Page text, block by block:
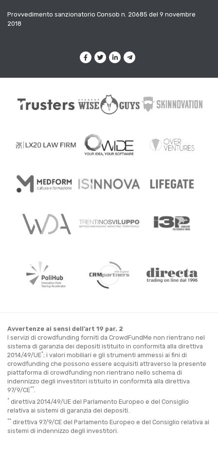
Provvedimento sanzionatorio Consob n. 20685 del 9 novembre
2018
Avvertenze ai sensi dell’art 19 par. 2
I servizi di crowdfunding forniti da CrowdFundMe non rientrano nel
sistema di garanzia dei depositi istituito in conformità alla direttiva
2014/49/UE*; i valori mobiliari e gli strumenti ammessi ai fini di
crowdfunding che possono essere acquisiti attraverso la presente
piattaforma di crowdfunding non rientrano nello schema di
indennizzo degli investitori istituito in conformità alla direttiva
97/9/CE**
* direttiva 2014/49/UE del Parlamento Europeo e del Consiglio
relativa ai sistemi di garanzia dei depositi.
** direttiva 97/9/CE del Parlamento Europeo e del Consiglio relativa ai
sistemi di indennizzo degli investitori.